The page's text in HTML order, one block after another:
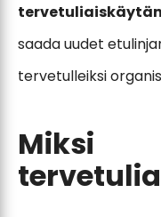
saada uudet
tervetulleiksi
Miksi